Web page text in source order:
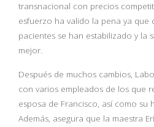
transnacional con precios
esfuerzo ha valido la pena ya que
pacientes se han estabilizado y la
mejor.
Después de muchos cambios,
con varios empleados de los que
esposa de Francisco, así como su
Además, asegura que la maestra